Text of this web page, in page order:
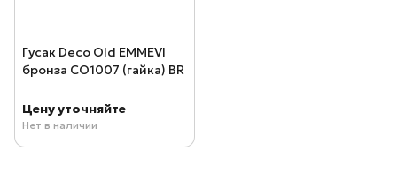
Гусак Deco Old EMMEVI
бронза CO1007 (гайка) BR
Цену уточняйте
Нет в наличии